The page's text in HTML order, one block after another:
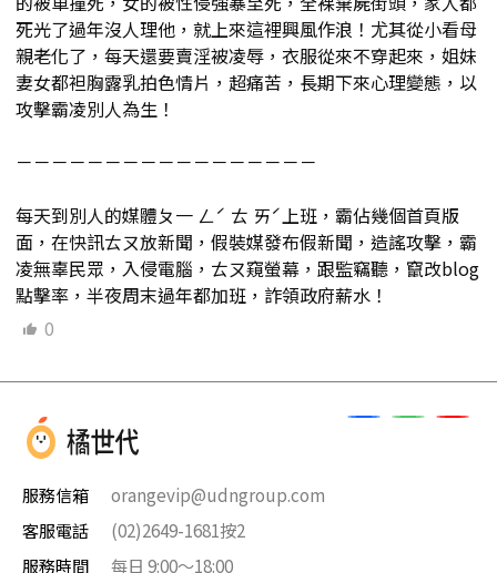
死光了過年沒人理他，就上來這裡興風作浪！尤其從小看母
親老化了，每天還要賣淫被凌辱，衣服從來不穿起來，姐妹
妻女都袒胸露乳拍色情片，超痛苦，長期下來心理變態，以
攻擊霸凌別人為生！
－－－－－－－－－－－－－－－－－
每天到別人的媒體ㄆ一 ㄥˊ ㄊ ㄞˊ上班，霸佔幾個首頁版
面，在快訊ㄊㄡ放新聞，假裝媒發布假新聞，造謠攻擊，霸
凌無辜民眾，入侵電腦，ㄊㄡ窺螢幕，跟監竊聽，竄改blog
點擊率，半夜周末過年都加班，詐領政府薪水！
0
服務信箱
orangevip@udngroup.com
客服電話
(02)2649-1681按2
服務時間
每日 9:00～18:00